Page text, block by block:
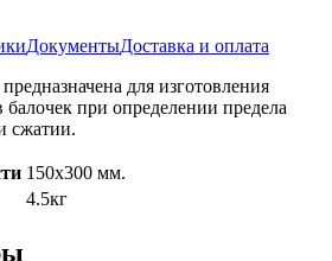
ДокументыДоставка и оплата
для изготовления
балочек при определении предела
сжатии.
150х300 мм.
4.5кг